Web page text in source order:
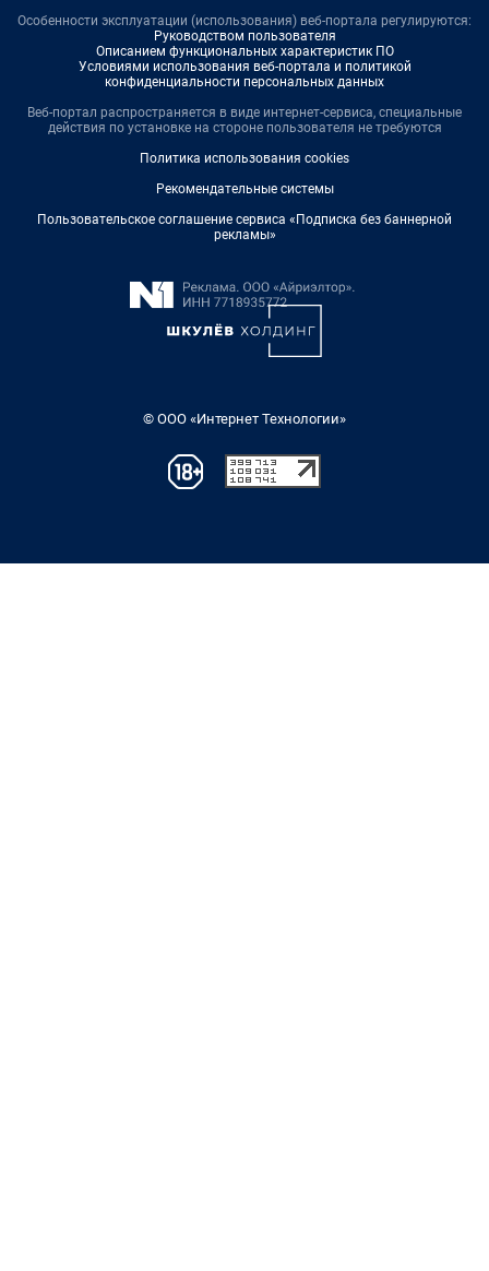
Особенности эксплуатации (использования) веб-портала регулируются:
Руководством пользователя
Описанием функциональных характеристик ПО
Условиями использования веб-портала и политикой
конфиденциальности персональных данных
Веб-портал распространяется в виде интернет-сервиса, специальные
действия по установке на стороне пользователя не требуются
Политика использования cookies
Рекомендательные системы
Пользовательское соглашение сервиса «Подписка без баннерной
рекламы»
© ООО «Интернет Технологии»